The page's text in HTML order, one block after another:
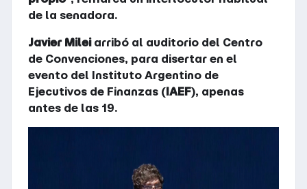
de la senadora.
Javier Milei arribó al auditorio del Centro
de Convenciones, para disertar en el
evento del Instituto Argentino de
Ejecutivos de Finanzas (IAEF), apenas
antes de las 19.